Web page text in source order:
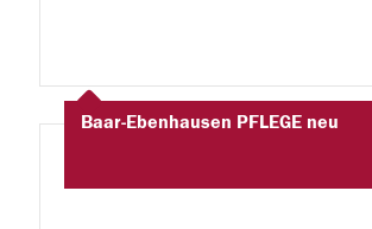
Baar-Ebenhausen PFLEGE neu